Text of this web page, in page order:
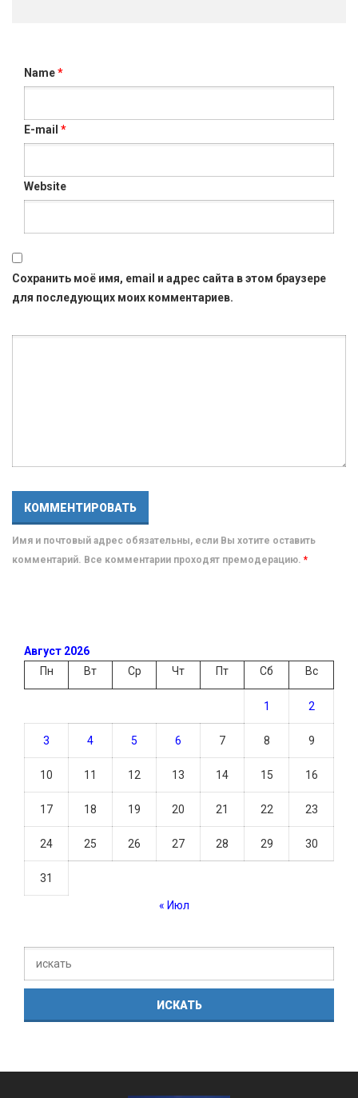
Name*
E-mail *
Website
Сохранить моё имя, email и адрес сайта в этом браузере
для последующих моих комментариев.
Имя и почтовый адрес обязательны, если Вы хотите оставить
комментарий. Все комментарии проходят премодерацию. *
Август 2026
Пн
Вт Ср Чт Пт Сб Вс
1 2
3 4 5 6 7 8 9
10 11 12 13 14 15 16
17 18 19 20 21 22 23
24 25 26 27 28 29 30
31
« Июл